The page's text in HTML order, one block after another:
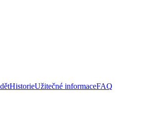
HistorieUžitečné informaceFAQ